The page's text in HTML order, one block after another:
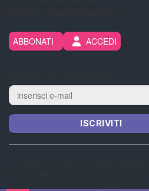
ABBONATI ACCEDI
ISCRIVITI